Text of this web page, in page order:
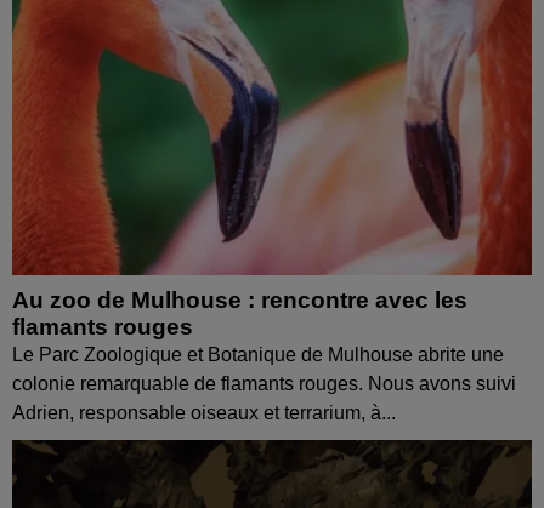
Au zoo de Mulhouse : rencontre avec les
flamants rouges
Le Parc Zoologique et Botanique de Mulhouse abrite une
colonie remarquable de flamants rouges. Nous avons suivi
Adrien, responsable oiseaux et terrarium, à...